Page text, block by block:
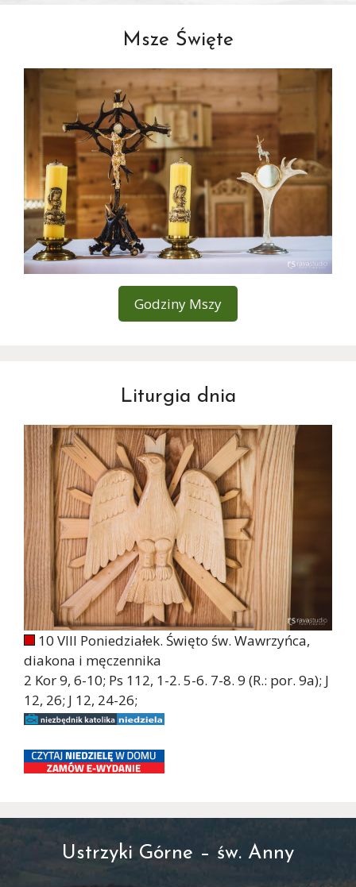
Msze Święte
Godziny Mszy
Liturgia dnia
10 VIII Poniedziałek. Święto św. Wawrzyńca,
diakona i męczennika
2 Kor 9, 6-10; Ps 112, 1-2. 5-6. 7-8. 9 (R.: por. 9a); J
12, 26; J 12, 24-26;
Ustrzyki Górne – św. Anny